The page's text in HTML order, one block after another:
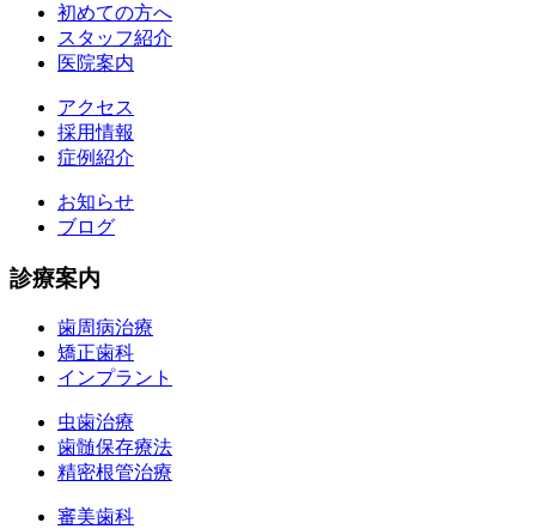
初めての方へ
スタッフ紹介
医院案内
アクセス
採用情報
症例紹介
お知らせ
ブログ
診療案内
歯周病治療
矯正歯科
インプラント
虫歯治療
歯髄保存療法
精密根管治療
審美歯科